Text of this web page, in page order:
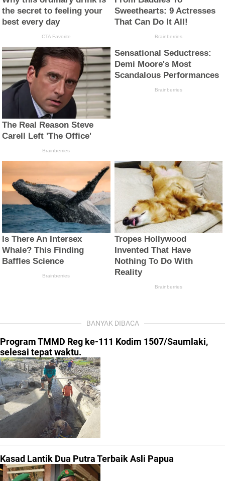
BANYAK DIBACA
Program TMMD Reg ke-111 Kodim 1507/Saumlaki,
selesai tepat waktu.
Kasad Lantik Dua Putra Terbaik Asli Papua